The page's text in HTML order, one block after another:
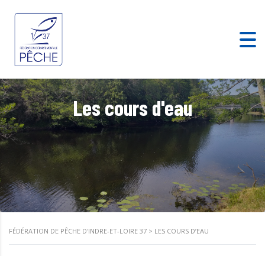
Les cours d'eau
FÉDÉRATION DE PÊCHE D'INDRE-ET-LOIRE 37 > LES COURS D’EAU